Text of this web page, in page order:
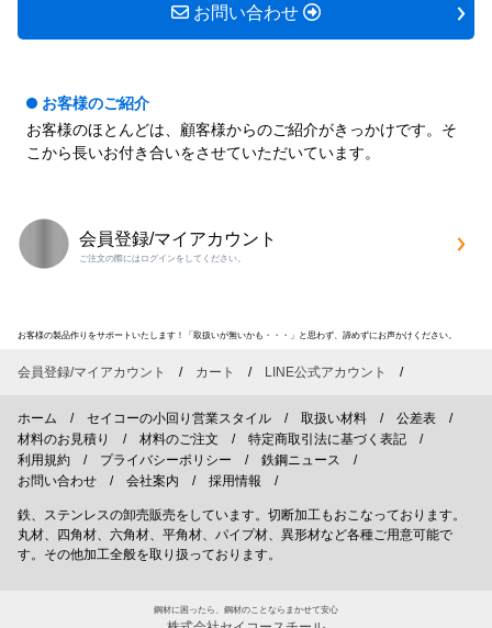
お問い合わせ
お客様のご紹介
お客様のほとんどは、顧客様からのご紹介がきっかけです。そ
こから長いお付き合いをさせていただいています。
会員登録/マイアカウント
ご注文の際にはログインをしてください。
お客様の製品作りをサポートいたします！「取扱いが無いかも・・・」と思わず、諦めずにお声かけください。
会員登録/マイアカウント カート LINE公式アカウント
鋼材に困ったら、鋼材のことならまかせて安心
ホーム セイコーの小回り営業スタイル 取扱い材料
公差表
材料のお見積り
材料のご注文
特定商取引法に基づく表記
利用規約
プライバシーポリシー
鉄鋼ニュース
お問い合わせ
会社案内 採用情報
鉄、ステンレスの卸売販売をしています。切断加工もおこなっております。
丸材、四角材、六角材、平角材、パイプ材、異形材など各種ご用意可能で
す。その他加工全般を取り扱っております。